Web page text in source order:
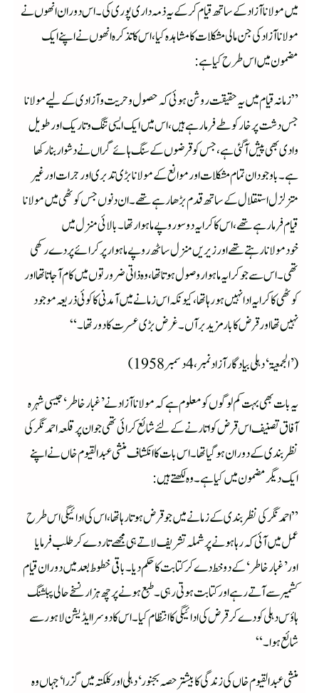
میں مولانا آزاد کے ساتھ قیام کرکے یہ ذمہ داری پوری کی۔اس دوران انھوں نے
مولانا آزادکی جن مالی مشکلات کا مشاہدہ کیا، اس کا تذکرہ انھوں نے اپنے ایک
مضمون میں اس طرح کیا ہے:
”زمانہ قیام میں یہ حقیقت روشن ہوئی کہ حصول وحریت وآزادی کے لیے مولانا
جس دشت پرخار کو طے فرمارہے ہیں، اس میں ایک ایسی تنگ وتاریک اور طویل
وادی بھی پیش آگئی ہے، جس کو قرضوں کے سنگ ہائے گراں نے دشوار بنارکھا
ہے۔ باوجود ان تمام مشکلات اور موانع کے مولانا بڑی تدبری اور جرات اور غیر
متزلزل استقلال کے ساتھ قدم بڑھارہے تھے۔ان دنوں جس کوٹھی میں مولانا
قیام فرمارہے تھے، اس کا کرایہ دوسو روپے ماہوار تھا۔ بالائی منزل میں
خودمولانارہتے تھے اور زیریں منزل ساٹھ روپے ماہوار پر کرائے پر دے رکھی
تھی۔ اس سے جو کرایہ ماہوار وصول ہوتا تھا، وہ ذاتی ضرورتوں میں کام آجاتا تھااور
کوٹھی کا کرایہ ادا نہیں ہورہا تھا، کیونکہ اس زمانے میں آمدنی کا کوئی ذریعہ موجود
نہیں تھااور قرض کا بار مزید برآں۔ غرض بڑی عسرت کا دور تھا۔“
(’الجمعیۃ‘ دہلی بیادگار آزادنمبر،4دسمبر 1958)
یہ بات بھی بہت کم لوگوں کو معلوم ہے کہ مولانا آزاد نے ’غبارخاطر‘ جیسی شہرہ
آفاق تصنیف اس قرض کو اتارنے کے لئے شائع کرائی تھی جو ان پرقلعہ احمد نگر کی
نظر بندی کے دوران ہوگیا تھا۔اس بات کا انکشاف منشی عبدالقیوم خاں نے اپنے
ایک دیگر مضمون میں کیا ہے۔وہ لکھتے ہیں:
”احمدنگر کی نظربندی کے زمانے میں جو قرض ہوتا رہا تھا، اس کی ادائیگی اس طرح
عمل میں آئی کہ رہا ہونے پر شملہ تشریف لاتے ہی مجھے تار دے کر طلب فرمایا
اور’غبار خاطر‘کے دو خط دے کرکتابت کا حکم دیا۔باقی خطوط بعد میں دوران قیام
کشمیر سے آتے رہے اور کتابت ہوتی رہی۔طبع ہونے پر چھ ہزار نسخے حالی پبلشنگ
ہاؤس دہلی کو دے کرقرض کی ادائیگی کا انتظام کیا۔ اس کا دوسرا ایڈیشن لاہور سے
شائع ہوا۔“
منشی عبدالقیوم خاں کی زندگی کا بیشتر حصہ بجنور‘دہلی اور کلکتہ میں گزرا‘ جہاں وہ